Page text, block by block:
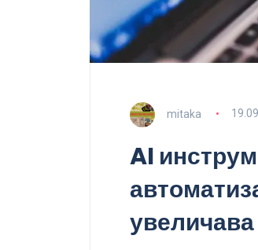
mitaka
AI